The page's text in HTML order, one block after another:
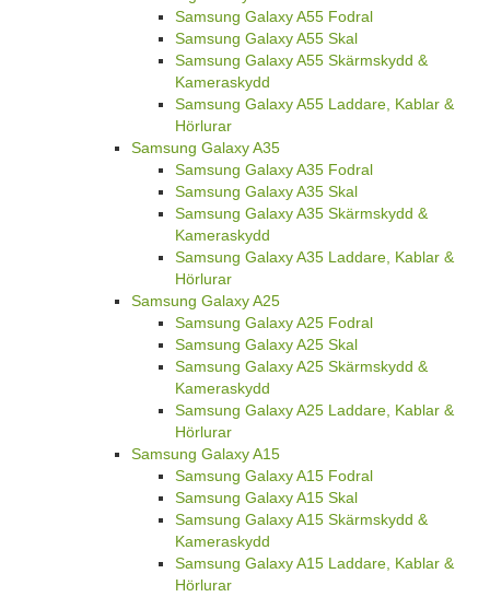
Samsung Galaxy A55 Fodral
Samsung Galaxy A55 Skal
Samsung Galaxy A55 Skärmskydd &
Kameraskydd
Samsung Galaxy A55 Laddare, Kablar &
Hörlurar
Samsung Galaxy A35
Samsung Galaxy A35 Fodral
Samsung Galaxy A35 Skal
Samsung Galaxy A35 Skärmskydd &
Kameraskydd
Samsung Galaxy A35 Laddare, Kablar &
Hörlurar
Samsung Galaxy A25
Samsung Galaxy A25 Fodral
Samsung Galaxy A25 Skal
Samsung Galaxy A25 Skärmskydd &
Kameraskydd
Samsung Galaxy A25 Laddare, Kablar &
Hörlurar
Samsung Galaxy A15
Samsung Galaxy A15 Fodral
Samsung Galaxy A15 Skal
Samsung Galaxy A15 Skärmskydd &
Kameraskydd
Samsung Galaxy A15 Laddare, Kablar &
Hörlurar